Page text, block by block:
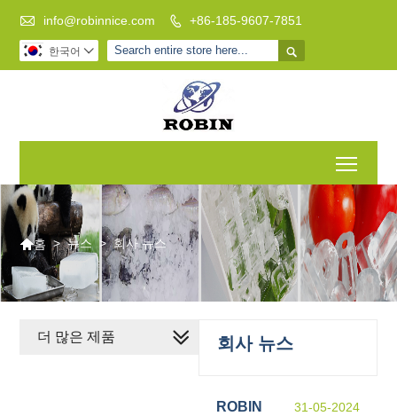
 info@robinnice.com  +86-185-9607-7851

한국어 
홈 > 뉴스 > 회사 뉴스
회사 뉴스
31-05-2024
ROBIN
더 많은 제품